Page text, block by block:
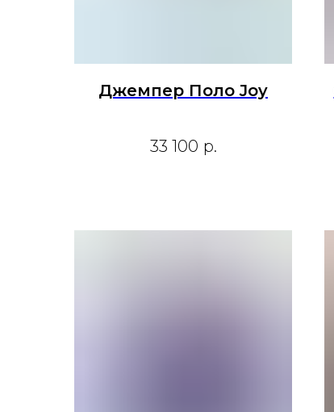
Джемпер Поло Joy
33 100 р.